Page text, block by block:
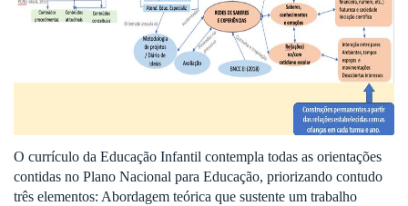
O currículo da Educação Infantil contempla todas as orientações
contidas no Plano Nacional para Educação, priorizando contudo
três elementos: Abordagem teórica que sustente um trabalho